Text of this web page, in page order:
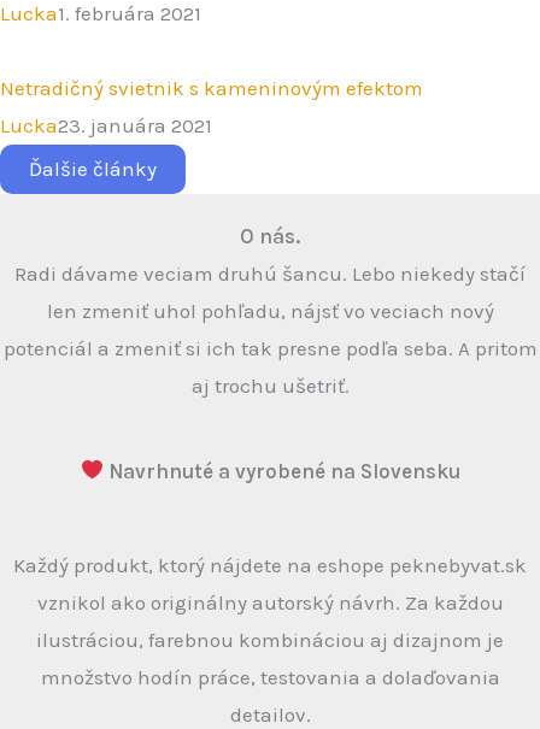
Lucka1. februára 2021
Netradičný svietnik s kameninovým efektom
Lucka23. januára 2021
Ďalšie články
O nás.
Radi dávame veciam druhú šancu. Lebo niekedy stačí
len zmeniť uhol pohľadu, nájsť vo veciach nový
potenciál a zmeniť si ich tak presne podľa seba. A pritom
aj trochu ušetriť.
Navrhnuté a vyrobené na Slovensku
Každý produkt, ktorý nájdete na eshope peknebyvat.sk
vznikol ako originálny autorský návrh. Za každou
ilustráciou, farebnou kombináciou aj dizajnom je
množstvo hodín práce, testovania a dolaďovania
detailov.